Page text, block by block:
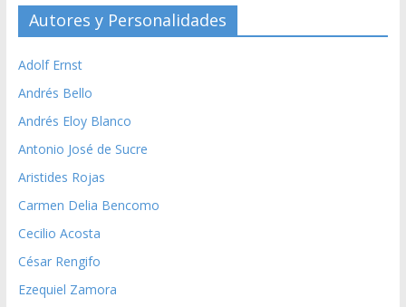
Autores y Personalidades
Adolf Ernst
Andrés Bello
Andrés Eloy Blanco
Antonio José de Sucre
Aristides Rojas
Carmen Delia Bencomo
Cecilio Acosta
César Rengifo
Ezequiel Zamora